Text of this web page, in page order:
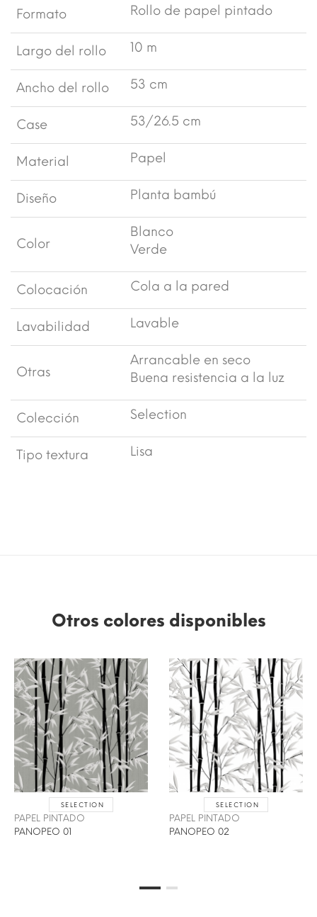
Formato Rollo de papel pintado
Largo del rollo 10 m
Ancho del rollo 53 cm
Case 53/26.5 cm
Material Papel
Diseño Planta bambú
Color
Blanco
Verde
Colocación Cola a la pared
Lavabilidad Lavable
Otras
Arrancable en seco
Buena resistencia a la luz
Colección Selection
Tipo textura Lisa
Otros colores disponibles
SELECTION
PAPEL PINTADO
PANOPEO 01
SELECTION
PAPEL PINTADO
PANOPEO 02